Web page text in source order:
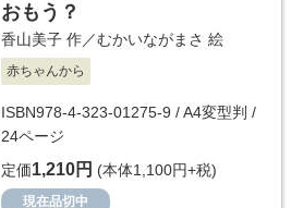
おもう？
香山美子 作／むかいながまさ 絵
赤ちゃんから
ISBN978-4-323-01275-9 / A4変型判 /
24ページ
定価1,210円 (本体1,100円+税)
現在品切中